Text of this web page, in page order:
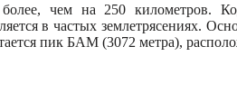
чем на 250 километров.
в частых землетрясениях.
пик БАМ (3072 метра),